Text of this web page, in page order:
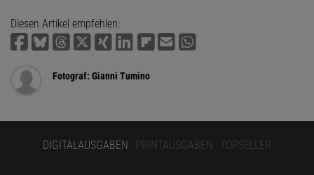
Diesen Artikel empfehlen:
Fotograf: Gianni Tumino
DIGITALAUSGABEN PRINTAUSGABEN TOPSELLER